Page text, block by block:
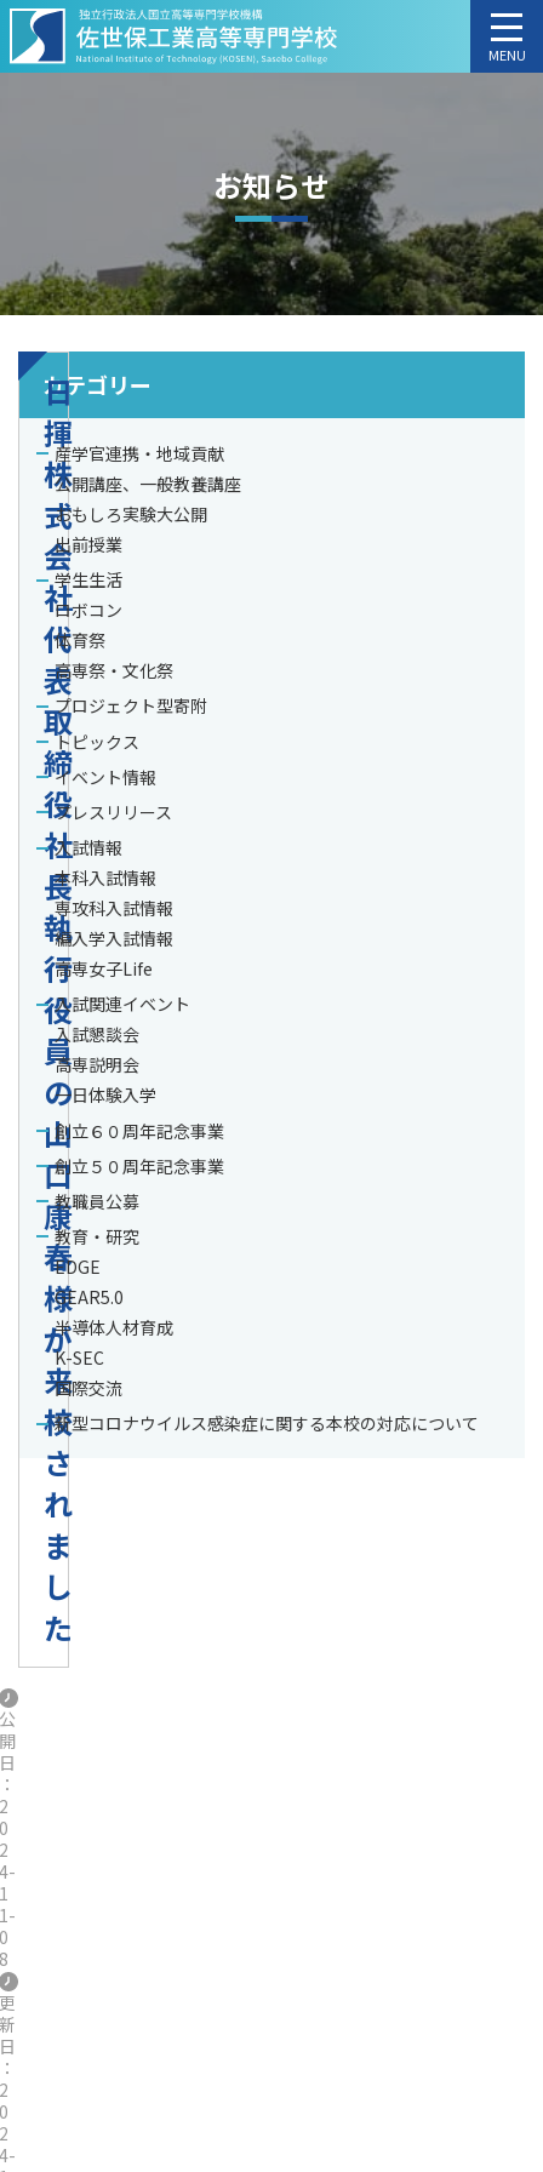
MENU
お知らせ
日
揮
株
式
会
社
代
表
取
締
役
社
長
執
行
役
員
の
山
口
康
春
様
が
来
校
さ
れ
ま
し
た
公
開
日
：
2
0
2
4-
1
1-
0
8
更
新
日
：
2
0
2
4-
カテゴリー
産学官連携・地域貢献
公開講座、一般教養講座
おもしろ実験大公開
出前授業
学生生活
ロボコン
体育祭
高専祭・文化祭
プロジェクト型寄附
トピックス
イベント情報
プレスリリース
入試情報
本科入試情報
専攻科入試情報
編入学入試情報
高専女子Life
入試関連イベント
入試懇談会
高専説明会
一日体験入学
創立６０周年記念事業
創立５０周年記念事業
教職員公募
教育・研究
EDGE
GEAR5.0
半導体人材育成
K-SEC
国際交流
新型コロナウイルス感染症に関する本校の対応について